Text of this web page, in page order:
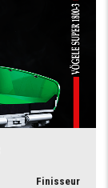
Finisseur